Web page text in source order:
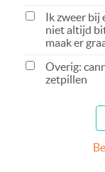
Ik zweer bij
niet altijd
maak er
Overig:
zetpillen